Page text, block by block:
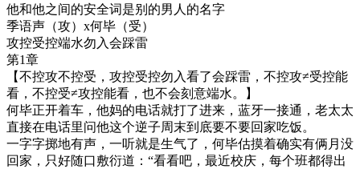
他和他之间的安全词是别的男人的名字
季语声（攻）x何毕（受）
攻控受控端水勿入会踩雷
第1章
【不控攻不控受，攻控受控勿入看了会踩雷，不控攻≠受控能
看，不控受≠攻控能看，也不会刻意端水。】
何毕正开着车，他妈的电话就打了进来，蓝牙一接通，老太太
直接在电话里问他这个逆子周末到底要不要回家吃饭。
一字字掷地有声，一听就是生气了，何毕估摸着确实有俩月没
回家，只好随口敷衍道：“看看吧，最近校庆，每个班都得出